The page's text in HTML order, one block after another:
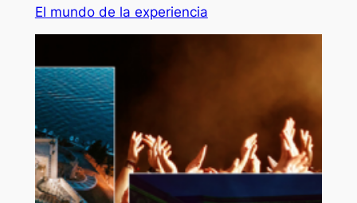
El mundo de la experiencia